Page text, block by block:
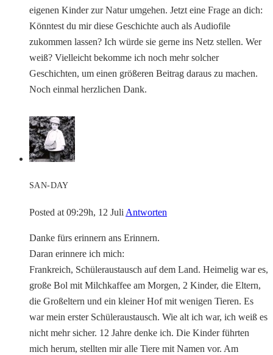
eigenen Kinder zur Natur umgehen. Jetzt eine Frage an dich:
Könntest du mir diese Geschichte auch als Audiofile
zukommen lassen? Ich würde sie gerne ins Netz stellen. Wer
weiß? Vielleicht bekomme ich noch mehr solcher
Geschichten, um einen größeren Beitrag daraus zu machen.
Noch einmal herzlichen Dank.
SAN-DAY
Posted at 09:29h, 12 Juli Antworten
Danke fürs erinnern ans Erinnern.
Daran erinnere ich mich:
Frankreich, Schüleraustausch auf dem Land. Heimelig war es,
große Bol mit Milchkaffee am Morgen, 2 Kinder, die Eltern,
die Großeltern und ein kleiner Hof mit wenigen Tieren. Es
war mein erster Schüleraustausch. Wie alt ich war, ich weiß es
nicht mehr sicher. 12 Jahre denke ich. Die Kinder führten
mich herum, stellten mir alle Tiere mit Namen vor. Am